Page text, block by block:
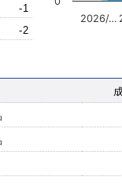
-1
-2
2026/…